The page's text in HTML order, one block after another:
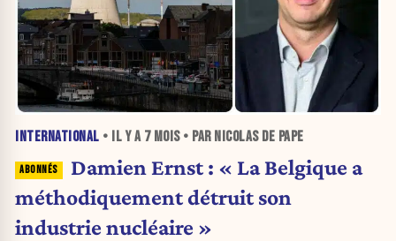
INTERNATIONAL • IL Y A 7 MOIS• PAR NICOLAS DE PAPE
Damien Ernst : « La Belgique a
méthodiquement détruit son
industrie nucléaire »